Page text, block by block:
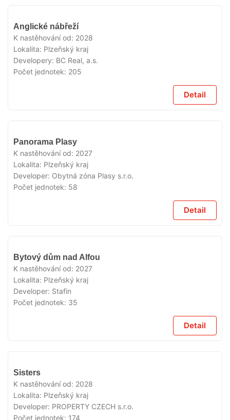
Anglické nábřeží
K nastěhování od: 2028
Lokalita: Plzeňský kraj
Developery: BC Real, a.s.
Počet jednotek: 205
Detail
Panorama Plasy
K nastěhování od: 2027
Lokalita: Plzeňský kraj
Developer: Obytná zóna Plasy s.r.o.
Počet jednotek: 58
Detail
Bytový dům nad Alfou
K nastěhování od: 2027
Lokalita: Plzeňský kraj
Developer: Stafin
Počet jednotek: 35
Detail
Sisters
K nastěhování od: 2028
Lokalita: Plzeňský kraj
Developer: PROPERTY CZECH s.r.o.
Počet jednotek: 174